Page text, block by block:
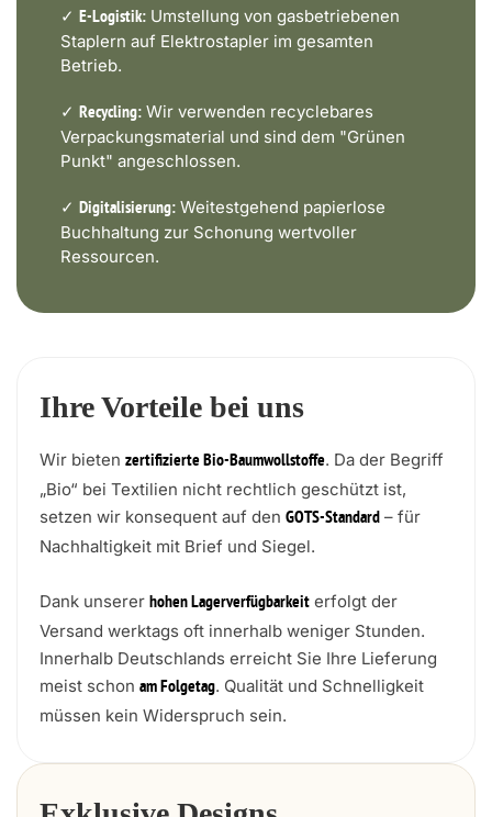
✓ E-Logistik: Umstellung von gasbetriebenen
Staplern auf Elektrostapler im gesamten
Betrieb.
✓ Recycling: Wir verwenden recyclebares
Verpackungsmaterial und sind dem "Grünen
Punkt" angeschlossen.
✓ Digitalisierung: Weitestgehend papierlose
Buchhaltung zur Schonung wertvoller
Ressourcen.
Ihre Vorteile bei uns
Wir bieten zertifizierte Bio-Baumwollstoffe. Da der Begriff
„Bio“ bei Textilien nicht rechtlich geschützt ist,
setzen wir konsequent auf den GOTS-Standard – für
Nachhaltigkeit mit Brief und Siegel.
Dank unserer hohen Lagerverfügbarkeit erfolgt der
Versand werktags oft innerhalb weniger Stunden.
Innerhalb Deutschlands erreicht Sie Ihre Lieferung
meist schon am Folgetag. Qualität und Schnelligkeit
müssen kein Widerspruch sein.